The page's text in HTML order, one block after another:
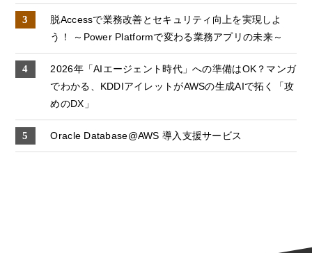
脱Accessで業務改善とセキュリティ向上を実現しよ
う！ ～Power Platformで変わる業務アプリの未来～
2026年「AIエージェント時代」への準備はOK？マンガ
でわかる、KDDIアイレットがAWSの生成AIで拓く「攻
めのDX」
Oracle Database@AWS 導入支援サービス